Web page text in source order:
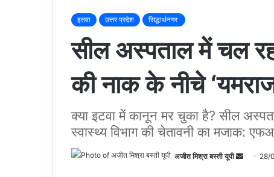
इतवा उत्तर प्रदेश सिद्धार्थनगर
सील अस्पताल में चल
की नाक के नीचे
क्या इटवा में कानून मर चुका है? सील
स्वास्थ्य विभाग की चेतावनी का मजाक:
अजीत मिश्रा बस्ती यूपी 28/